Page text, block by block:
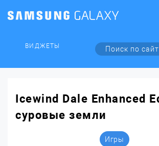
ВИДЖЕТЫ
Icewind Dale Enhanced
суровые земли
Игры